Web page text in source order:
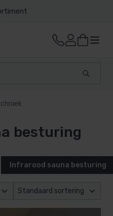
besturing
Infrarood sauna besturing